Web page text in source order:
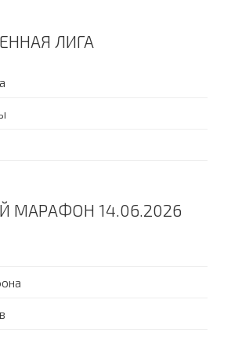
ЛИГА
МАРАФОН 14.06.2026